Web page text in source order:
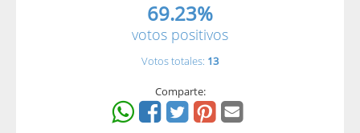
69.23%
votos positivos
Votos totales: 13
Comparte: